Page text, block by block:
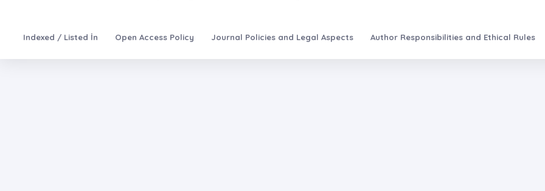
Indexed / Listed İn Open Access Policy Journal Policies and Legal Aspects Author Responsibilities and Ethical Rules